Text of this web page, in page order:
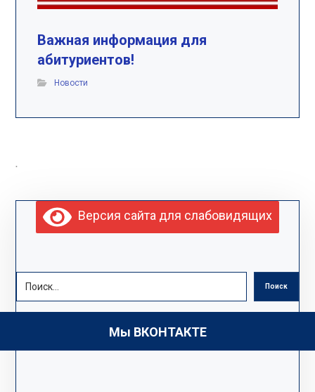
Важная информация для
абитуриентов!
Новости
.
Версия сайта для слабовидящих
Поиск
Мы ВКОНТАКТЕ